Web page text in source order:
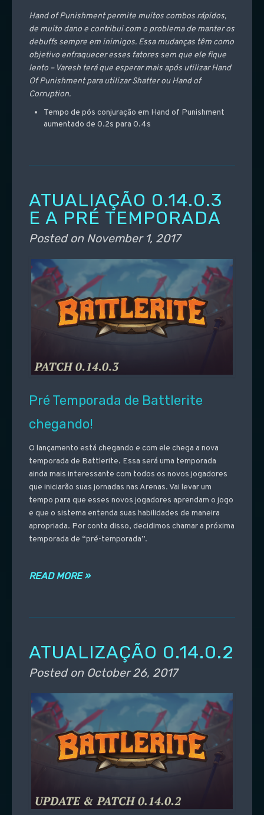
Hand of Punishment permite muitos combos rápidos,
de muito dano e contribui com o problema de manter os
debuffs sempre em inimigos. Essa mudanças têm como
objetivo enfraquecer esses fatores sem que ele fique
lento – Varesh terá que esperar mais após utilizar Hand
Of Punishment para utilizar Shatter ou Hand of
Corruption.
Tempo de pós conjuração em Hand of Punishment
aumentado de 0.2s para 0.4s
ATUALIAÇÃO 0.14.0.3
E A PRÉ TEMPORADA
Posted on November 1, 2017
Pré Temporada de Battlerite
chegando!
O lançamento está chegando e com ele chega a nova
temporada de Battlerite. Essa será uma temporada
ainda mais interessante com todos os novos jogadores
que iniciarão suas jornadas nas Arenas. Vai levar um
tempo para que esses novos jogadores aprendam o jogo
e que o sistema entenda suas habilidades de maneira
apropriada. Por conta disso, decidimos chamar a próxima
temporada de “pré-temporada”.
READ MORE »
ATUALIZAÇÃO 0.14.0.2
Posted on October 26, 2017